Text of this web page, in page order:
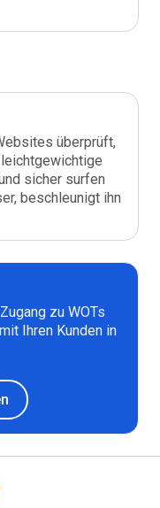
überprüft,
sicher surfen
beschleunigt ihn
zu WOTs
Ihren Kunden in